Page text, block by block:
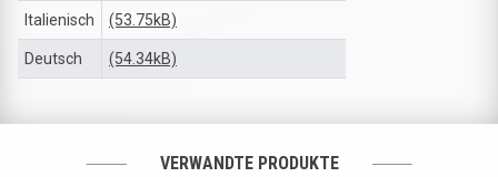
Italienisch (53.75kB)
Deutsch (54.34kB)
VERWANDTE PRODUKTE